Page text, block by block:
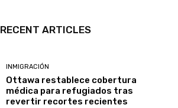
RECENT ARTICLES
INMIGRACIÓN
Ottawa restablece cobertura
médica para refugiados tras
revertir recortes recientes